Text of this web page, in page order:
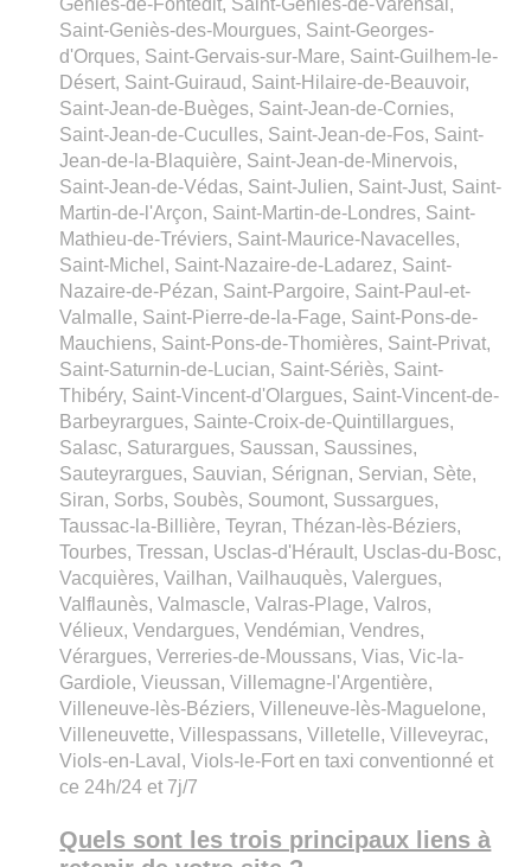
Saint-Geniès-des-Mourgues, Saint-Georges-
d'Orques, Saint-Gervais-sur-Mare, Saint-Guilhem-le-
Désert, Saint-Guiraud, Saint-Hilaire-de-Beauvoir,
Saint-Jean-de-Buèges, Saint-Jean-de-Cornies,
Saint-Jean-de-Cuculles, Saint-Jean-de-Fos, Saint-
Jean-de-la-Blaquière, Saint-Jean-de-Minervois,
Saint-Jean-de-Védas, Saint-Julien, Saint-Just, Saint-
Martin-de-l'Arçon, Saint-Martin-de-Londres, Saint-
Mathieu-de-Tréviers, Saint-Maurice-Navacelles,
Saint-Michel, Saint-Nazaire-de-Ladarez, Saint-
Nazaire-de-Pézan, Saint-Pargoire, Saint-Paul-et-
Valmalle, Saint-Pierre-de-la-Fage, Saint-Pons-de-
Mauchiens, Saint-Pons-de-Thomières, Saint-Privat,
Saint-Saturnin-de-Lucian, Saint-Sériès, Saint-
Thibéry, Saint-Vincent-d'Olargues, Saint-Vincent-de-
Barbeyrargues, Sainte-Croix-de-Quintillargues,
Salasc, Saturargues, Saussan, Saussines,
Sauteyrargues, Sauvian, Sérignan, Servian, Sète,
Siran, Sorbs, Soubès, Soumont, Sussargues,
Taussac-la-Billière, Teyran, Thézan-lès-Béziers,
Tourbes, Tressan, Usclas-d'Hérault, Usclas-du-Bosc,
Vacquières, Vailhan, Vailhauquès, Valergues,
Valflaunès, Valmascle, Valras-Plage, Valros,
Vélieux, Vendargues, Vendémian, Vendres,
Vérargues, Verreries-de-Moussans, Vias, Vic-la-
Gardiole, Vieussan, Villemagne-l'Argentière,
Villeneuve-lès-Béziers, Villeneuve-lès-Maguelone,
Villeneuvette, Villespassans, Villetelle, Villeveyrac,
Viols-en-Laval, Viols-le-Fort en taxi conventionné et
ce 24h/24 et 7j/7
Quels sont les trois principaux liens à